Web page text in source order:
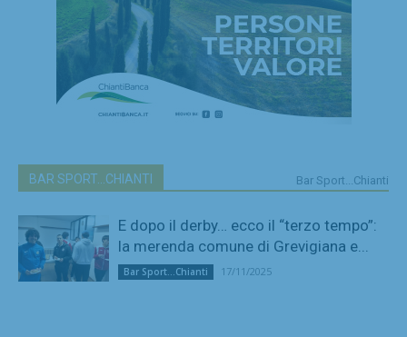
BAR SPORT...CHIANTI Bar Sport...Chianti
E dopo il derby… ecco il “terzo tempo”:
la merenda comune di Grevigiana e...
Bar Sport...Chianti 17/11/2025